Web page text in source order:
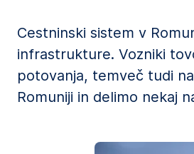
Cestninski sistem v
infrastrukture. Vozniki
potovanja, temveč tudi
Romuniji in delimo nekaj